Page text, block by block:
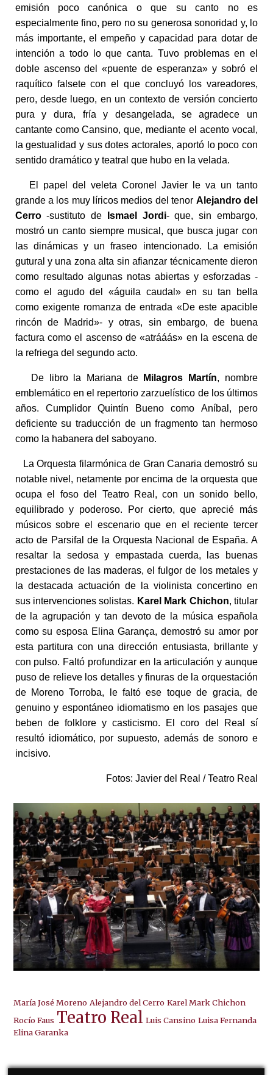
emisión poco canónica o que su canto no es
especialmente fino, pero no su generosa sonoridad y, lo
más importante, el empeño y capacidad para dotar de
intención a todo lo que canta. Tuvo problemas en el
doble ascenso del «puente de esperanza» y sobró el
raquítico falsete con el que concluyó los vareadores,
pero, desde luego, en un contexto de versión concierto
pura y dura, fría y desangelada, se agradece un
cantante como Cansino, que, mediante el acento vocal,
la gestualidad y sus dotes actorales, aportó lo poco con
sentido dramático y teatral que hubo en la velada.
El papel del veleta Coronel Javier le va un tanto
grande a los muy líricos medios del tenor Alejandro del
Cerro-sustituto de Ismael Jordi- que, sin embargo,
mostró un canto siempre musical, que busca jugar con
las dinámicas y un fraseo intencionado. La emisión
gutural y una zona alta sin afianzar técnicamente dieron
como resultado algunas notas abiertas y esforzadas -
como el agudo del «águila caudal» en su tan bella
como exigente romanza de entrada «De este apacible
rincón de Madrid»- y otras, sin embargo, de buena
factura como el ascenso de «atrááás» en la escena de
la refriega del segundo acto.
De libro la Mariana de Milagros Martín, nombre
emblemático en el repertorio zarzuelístico de los últimos
años. Cumplidor Quintín Bueno como Aníbal, pero
deficiente su traducción de un fragmento tan hermoso
como la habanera del saboyano.
La Orquesta filarmónica de Gran Canaria demostró su
notable nivel, netamente por encima de la orquesta que
ocupa el foso del Teatro Real, con un sonido bello,
equilibrado y poderoso. Por cierto, que aprecié más
músicos sobre el escenario que en el reciente tercer
acto de Parsifal de la Orquesta Nacional de España. A
resaltar la sedosa y empastada cuerda, las buenas
prestaciones de las maderas, el fulgor de los metales y
la destacada actuación de la violinista concertino en
sus intervenciones solistas. Karel Mark Chichon, titular
de la agrupación y tan devoto de la música española
como su esposa Elina Garança, demostró su amor por
esta partitura con una dirección entusiasta, brillante y
con pulso. Faltó profundizar en la articulación y aunque
puso de relieve los detalles y finuras de la orquestación
de Moreno Torroba, le faltó ese toque de gracia, de
genuino y espontáneo idiomatismo en los pasajes que
beben de folklore y casticismo. El coro del Real sí
resultó idiomático, por supuesto, además de sonoro e
incisivo.
Fotos: Javier del Real / Teatro Real
María José Moreno Alejandro del Cerro Karel Mark Chichon
Rocío Faus Teatro Real Luis Cansino Luisa Fernanda
Elina Garanka